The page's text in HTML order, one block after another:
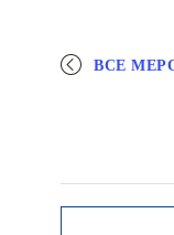
ВСЕ